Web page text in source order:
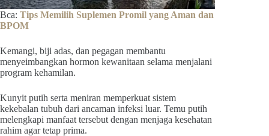
Bca: Tips Memilih Suplemen Promil yang Aman dan
BPOM
Kemangi, biji adas, dan pegagan membantu
menyeimbangkan hormon kewanitaan selama menjalani
program kehamilan.
Kunyit putih serta meniran memperkuat sistem
kekebalan tubuh dari ancaman infeksi luar. Temu putih
melengkapi manfaat tersebut dengan menjaga kesehatan
rahim agar tetap prima.